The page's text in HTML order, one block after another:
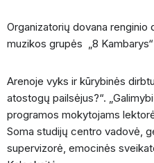
Organizatorių dovana renginio
muzikos grupės „8
Arenoje vyks ir kūrybinės
atostogų pailsėjus?“.
programos mokytojams
Soma studijų centro vadovė,
supervizorė, emocinės